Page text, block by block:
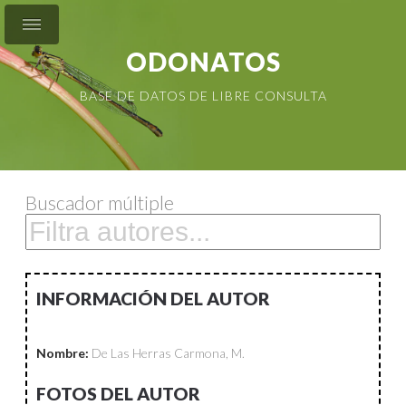
ODONATOS
BASE DE DATOS DE LIBRE CONSULTA
Buscador múltiple
INFORMACIÓN DEL AUTOR
Nombre: De Las Herras Carmona, M.
FOTOS DEL AUTOR